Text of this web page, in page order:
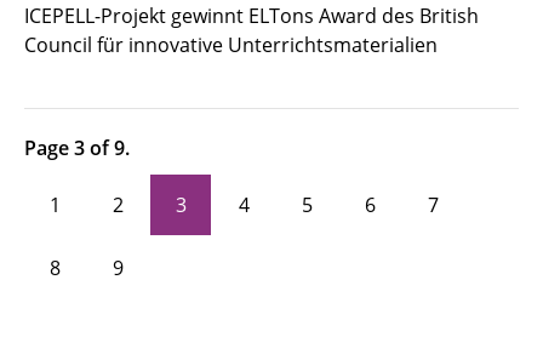
ICEPELL-Projekt gewinnt ELTons Award des British
Council für innovative Unterrichtsmaterialien
Page 3 of 9.
1 2 3 4 5 6 7
8 9